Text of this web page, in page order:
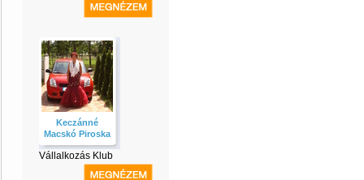
Keczánné
Macskó Piroska
Vállalkozás Klub